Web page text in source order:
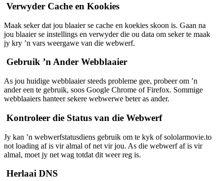
Verwyder Cache en Kookies
Maak seker dat jou blaaier se cache en koekies skoon is. Gaan na
jou blaaier se instellings en verwyder die ou data om seker te maak
jy kry ’n vars weergawe van die webwerf.
Gebruik ’n Ander Webblaaier
As jou huidige webblaaier steeds probleme gee, probeer om ’n
ander een te gebruik, soos Google Chrome of Firefox. Sommige
webblaaiers hanteer sekere webwerwe beter as ander.
Kontroleer die Status van die Webwerf
Jy kan ’n webwerfstatusdiens gebruik om te kyk of sololarmovie.to
not loading af is vir almal of net vir jou. As die webwerf af is vir
almal, moet jy net wag totdat dit weer reg is.
Herlaai DNS